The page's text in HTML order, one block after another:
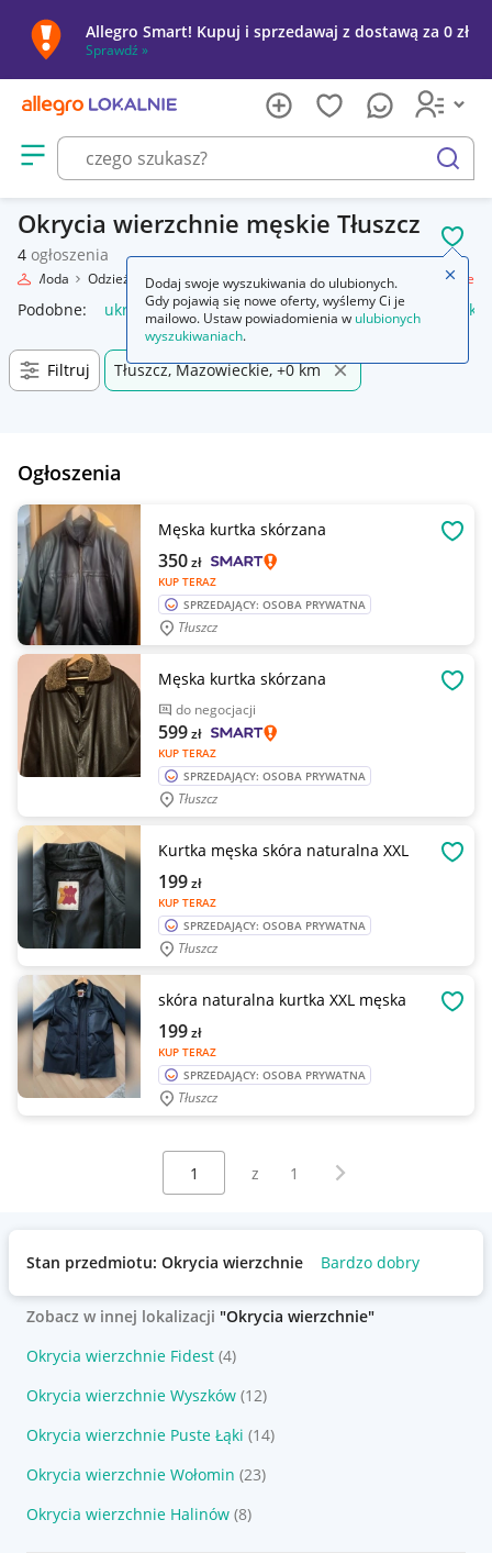
Allegro Smart! Kupuj i sprzedawaj z dostawą za 0 zł
Sprawdź »
Otwórz menu z kategoriami
szukaj
Okrycia wierzchnie męskie Tłuszcz
4 ogłoszenia
Moda Odzież, Obuwie, Dodatki Odzież męska Okrycia wierzchnie
Podobne: ukrycia wierzchnie damskie papa wierzchniego
Filtruj Tłuszcz, Mazowieckie, +0 km
Ogłoszenia
Męska kurtka skórzana
KUP TERAZ
350zł
SPRZEDAJĄCY: OSOBA PRYWATNA
Tłuszcz
Męska kurtka skórzana
do negocjacji
KUP TERAZ
599zł
SPRZEDAJĄCY: OSOBA PRYWATNA
Tłuszcz
Kurtka męska skóra naturalna XXL
KUP TERAZ
199zł
SPRZEDAJĄCY: OSOBA PRYWATNA
Tłuszcz
skóra naturalna kurtka XXL męska
KUP TERAZ
199zł
SPRZEDAJĄCY: OSOBA PRYWATNA
Tłuszcz
Wybierz stronę:
z 1 Następna strona
Stan przedmiotu: Okrycia wierzchnie Bardzo dobry
Zobacz w innej lokalizacji "Okrycia wierzchnie"
Okrycia wierzchnie Fidest (4)
Okrycia wierzchnie Wyszków (12)
Okrycia wierzchnie Puste Łąki (14)
Okrycia wierzchnie Wołomin (23)
Okrycia wierzchnie Halinów (8)
Dodaj swoje wyszukiwania do ulubionych.
Gdy pojawią się nowe oferty, wyślemy Ci je
mailowo. Ustaw powiadomienia w ulubionych
wyszukiwaniach.